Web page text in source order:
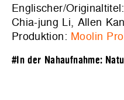
Englischer/
Chia-jung Li, Allen
Produktion: Moolin
#In der Nahaufnahme: